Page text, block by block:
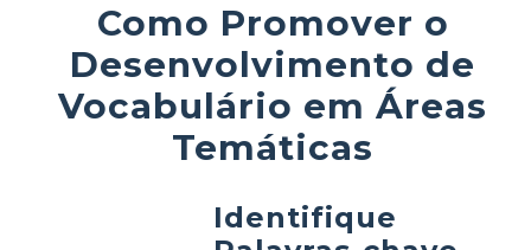
Como Promover o
Desenvolvimento de
Vocabulário em Áreas
Temáticas
Identifique